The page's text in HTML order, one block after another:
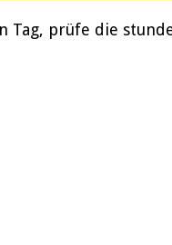
Tag, prüfe die